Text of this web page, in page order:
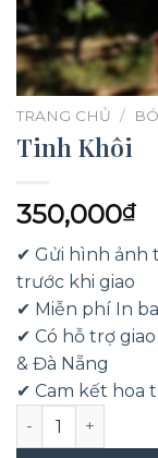
TRANG CHỦ /
Tinh Khôi
350,000₫
✔ Gửi hình ảnh
trước khi giao
✔ Miễn phí In
✔ Có hỗ trợ
& Đà Nẵng
✔ Cam kết hoa
Tinh Khôi số lượng